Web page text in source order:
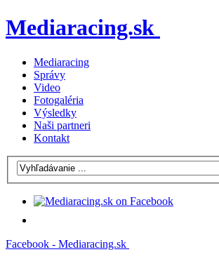
Mediaracing.sk
Mediaracing
Správy
Video
Fotogaléria
Výsledky
Naši partneri
Kontakt
Facebook - Mediaracing.sk